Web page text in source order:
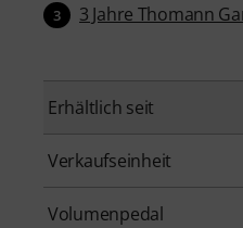
3 3 Jahre Thomann
Erhältlich seit
Verkaufseinheit
Volumenpedal